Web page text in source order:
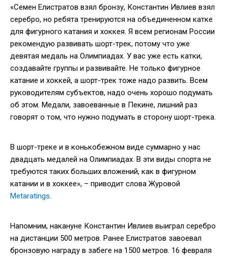
«Семен Елистратов взял бронзу, Константин Ивлиев взял
серебро, но ребята тренируются на объединенном катке
для фигурного катания и хоккея. Я всем регионам России
рекомендую развивать шорт-трек, потому что уже
девятая медаль на Олимпиадах. У вас уже есть катки,
создавайте группы и развивайте. Не только фигурное
катание и хоккей, а шорт-трек тоже надо развить. Всем
руководителям субъектов, надо очень хорошо подумать
об этом. Медали, завоеванные в Пекине, лишний раз
говорят о том, что нужно подумать в сторону шорт-трека.
В шорт-треке и в конькобежном виде суммарно у нас
двадцать медалей на Олимпиадах. В эти виды спорта не
требуются таких больших вложений, как в фигурном
катании и в хоккее», – приводит слова Журовой
Metaratings.
Напомним, накануне Константин Ивлиев выиграл серебро
на дистанции 500 метров. Ранее Елистратов завоевал
бронзовую награду в забеге на 1500 метров. 16 февраля